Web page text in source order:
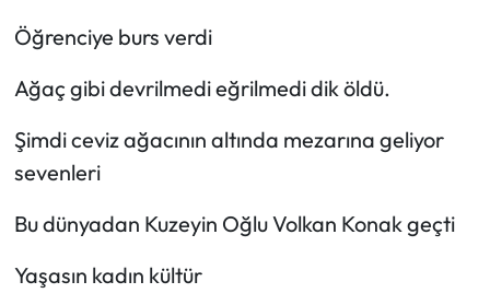
Öğrenciye burs verdi
Ağaç gibi devrilmedi eğrilmedi dik öldü.
Şimdi ceviz ağacının altında mezarına geliyor
sevenleri
Bu dünyadan Kuzeyin Oğlu Volkan Konak geçti
Yaşasın kadın kültür